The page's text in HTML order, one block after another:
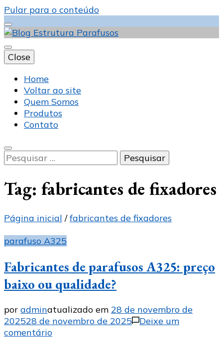
Pular para o conteúdo
Blog Estrutura
Parafusos
Close
Home
Voltar ao site
Quem Somos
Produtos
Contato
Pesquisar
por:
Tag: fabricantes de fixadores
Página inicial / fabricantes de fixadores
parafuso A325
Fabricantes de parafusos A325: preço
baixo ou qualidade?
por adminatualizado em 28 de novembro de
202528 de novembro de 2025
Deixe um
comentárioem